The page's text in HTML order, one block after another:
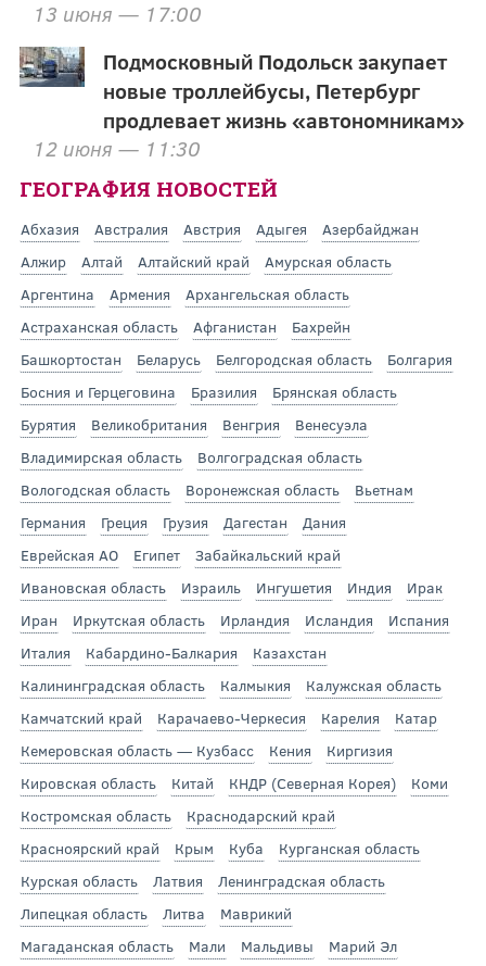
13 июня — 17:00
Подмосковный Подольск закупает
новые троллейбусы, Петербург
продлевает жизнь «автономникам»
12 июня — 11:30
ГЕОГРАФИЯ НОВОСТЕЙ
Абхазия Австралия Австрия Адыгея
Азербайджан
Алжир
Алтай Алтайский край
Амурская область
Аргентина
Армения
Архангельская область
Астраханская область
Афганистан
Бахрейн
Башкортостан
Беларусь Белгородская область
Болгария
Босния и Герцеговина
Бразилия
Брянская область
Бурятия
Великобритания Венгрия
Венесуэла
Владимирская область
Волгоградская область
Вологодская область
Воронежская область
Вьетнам
Германия
Греция Грузия Дагестан
Дания
Еврейская АО
Египет
Забайкальский край
Ивановская область
Израиль Ингушетия Индия
Ирак
Иран
Иркутская область Ирландия Исландия
Испания
Италия
Кабардино-Балкария
Казахстан
Калининградская область
Калмыкия
Калужская область
Камчатский край
Карачаево-Черкесия Карелия
Катар
Кемеровская область — Кузбасс
Кения
Киргизия
Кировская область
Китай КНДР (Северная Корея)
Коми
Костромская область
Краснодарский край
Красноярский край
Крым Куба
Курганская область
Курская область
Латвия
Ленинградская область
Липецкая область
Литва
Маврикий
Магаданская область
Мали Мальдивы
Марий Эл